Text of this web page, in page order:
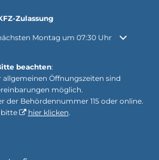
Zulassung
oder Schließzeiten auszublenden
Montag um 07:30 Uhr
beachten:
Öffnungszeiten sind
möglich.
der Behördennummer 115 oder online.
bitte
hier klicken.